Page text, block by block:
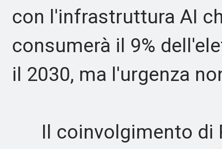
con l'infrastruttura AI
consumerà il 9%
il 2030, ma l'urgenza
Il coinvolgimento di